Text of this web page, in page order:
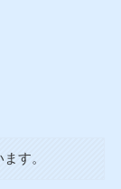
す。